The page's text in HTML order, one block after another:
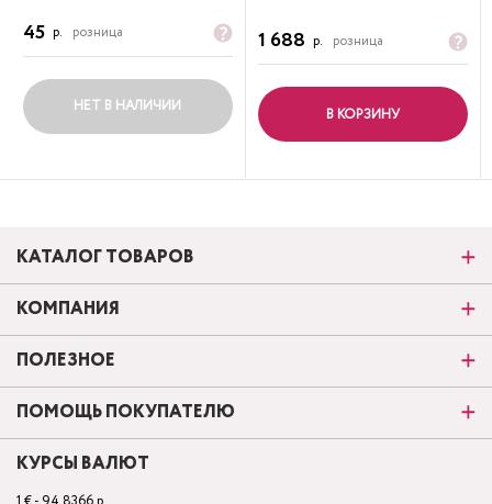
45 р. розница
НЕТ В НАЛИЧИИ
1 688 р. розница
В КОРЗИНУ
КАТАЛОГ ТОВАРОВ
КОМПАНИЯ
ПОЛЕЗНОЕ
ПОМОЩЬ ПОКУПАТЕЛЮ
КУРСЫ ВАЛЮТ